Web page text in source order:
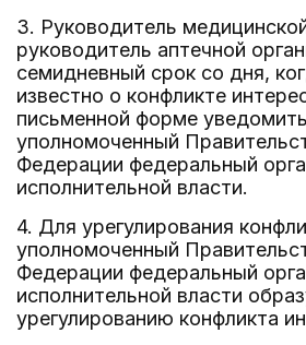
3. Руководитель
руководитель аптечной
семидневный срок со дня,
известно о конфликте
письменной форме
уполномоченный
Федерации федеральный
исполнительной власти.
4. Для урегулирования
уполномоченный
Федерации федеральный
исполнительной власти
урегулированию конфликта